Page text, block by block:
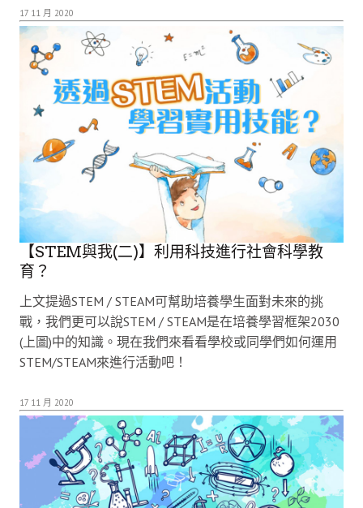
17 11 月 2020
【STEM與我(二)】利用科技進行社會科學教
育？
上文提過STEM / STEAM可幫助培養學生面對未來的挑
戰，我們更可以說STEM / STEAM是在培養學習框架2030
(上圖)中的知識。現在我們來看看學校或同學們如何運用
STEM/STEAM來進行活動吧！
17 11 月 2020